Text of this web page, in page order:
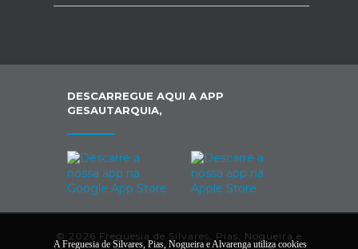
DESCARREGUE AQUI A APP
GESAUTARQUIA,
© 2026 Freguesia de Silvares, Pias, Nogueira e
A Freguesia de Silvares, Pias, Nogueira e Alvarenga utiliza cookies